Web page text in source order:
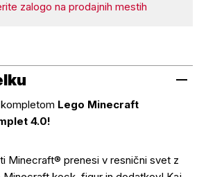
zalogo na prodajnih mestih
Lego Minecraft
4.0!
Minecraft® prenesi v resnični svet z